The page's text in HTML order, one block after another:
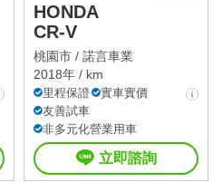
HONDA
CR-V
桃園市 / 諾言車業
2018年 / km
里程保證
實車實價
友善試車
非多元化營業用車
立即諮詢